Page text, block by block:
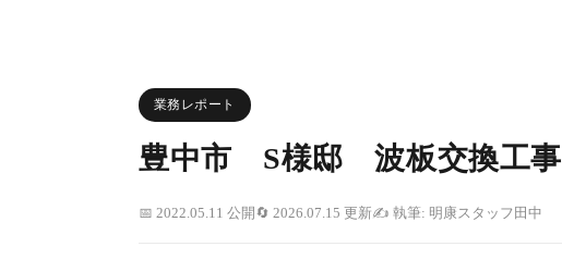
業務レポート
豊中市 S様邸 波板交換工事
2022.05.11 公開 2026.07.15 更新 執筆: 明康スタッフ田中